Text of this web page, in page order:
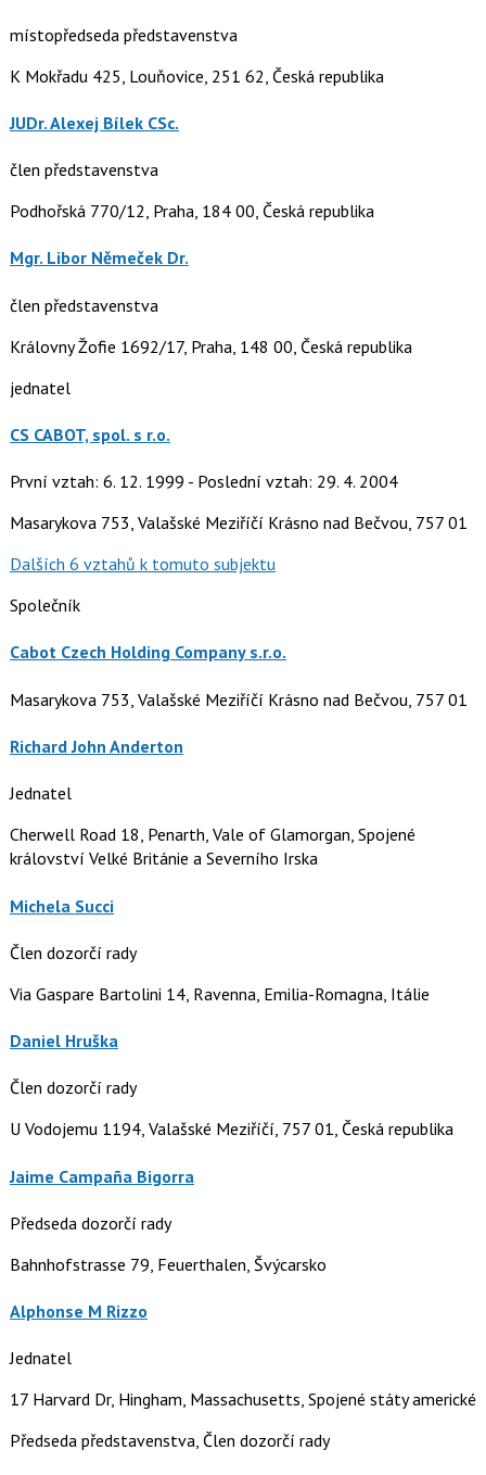
místopředseda představenstva
K Mokřadu 425, Louňovice, 251 62, Česká republika
JUDr. Alexej Bílek CSc.
člen představenstva
Podhořská 770/12, Praha, 184 00, Česká republika
Mgr. Libor Němeček Dr.
člen představenstva
Královny Žofie 1692/17, Praha, 148 00, Česká republika
jednatel
CS CABOT, spol. s r.o.
První vztah: 6. 12. 1999 - Poslední vztah: 29. 4. 2004
Masarykova 753, Valašské Meziříčí Krásno nad Bečvou, 757 01
Dalších 6 vztahů k tomuto subjektu
Společník
Cabot Czech Holding Company s.r.o.
Masarykova 753, Valašské Meziříčí Krásno nad Bečvou, 757 01
Richard John Anderton
Jednatel
Cherwell Road 18, Penarth, Vale of Glamorgan, Spojené
království Velké Británie a Severního Irska
Michela Succi
Člen dozorčí rady
Via Gaspare Bartolini 14, Ravenna, Emilia-Romagna, Itálie
Daniel Hruška
Člen dozorčí rady
U Vodojemu 1194, Valašské Meziříčí, 757 01, Česká republika
Jaime Campaña Bigorra
Předseda dozorčí rady
Bahnhofstrasse 79, Feuerthalen, Švýcarsko
Alphonse M Rizzo
Jednatel
17 Harvard Dr, Hingham, Massachusetts, Spojené státy americké
Předseda představenstva, Člen dozorčí rady